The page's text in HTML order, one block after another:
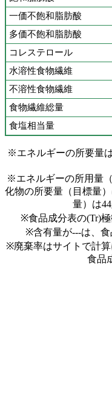
一価不飽和脂肪酸
多価不飽和脂肪酸
コレステロール
水溶性食物繊維
不溶性食物繊維
食物繊維総量
食塩相当量
※エネルギーの所要量
※エネルギーの所用量
化物の所要量（目標量
量）は
※食品成分表の(Tr)極
※含有量が---は、食
※廃棄率はサイトで計
食品